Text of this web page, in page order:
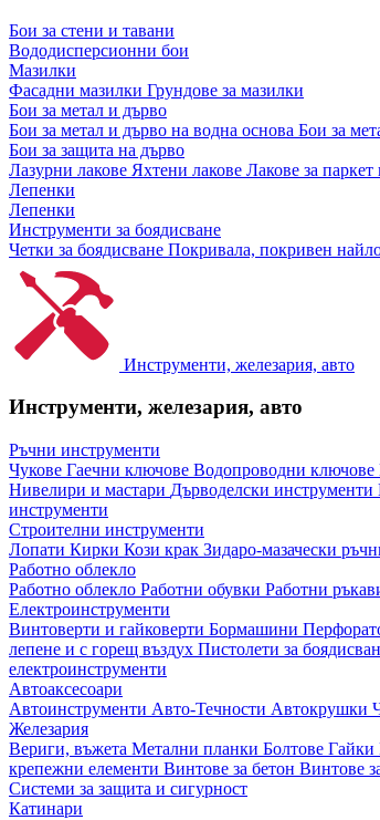
Бои за стени и тавани
Вододисперсионни бои
Мазилки
Фасадни мазилки Грундове за мазилки
Бои за метал и дърво
Бои за метал и дърво на водна основа Бои за
Бои за защита на дърво
Лазурни лакове Яхтени лакове Лакове за
Лепенки
Лепенки
Инструменти за боядисване
Четки за боядисване Покривала, покривен
Инструменти, железария, авто
Инструменти, железария, авто
Ръчни инструменти
Чукове Гаечни ключове Водопроводни ключове
Нивелири и мастари Дърводелски инструменти
инструменти
Строителни инструменти
Лопати Кирки Кози крак Зидаро-мазачески
Работно облекло
Работно облекло Работни обувки Работни
Електроинструменти
Винтоверти и гайковерти Бормашини
лепене и с горещ въздух Пистолети за
електроинструменти
Автоаксесоари
Автоинструменти Авто-Течности Автокрушки
Железария
Вериги, въжета Метални планки Болтове Гайки
крепежни елементи Винтове за бетон Винтове
Системи за защита и сигурност
Катинари